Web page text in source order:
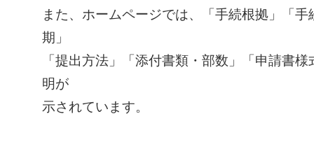
また、ホームページでは、「手続根拠」「
期」
「提出方法」「添付書類・部数」「申請書
明が
示されています。